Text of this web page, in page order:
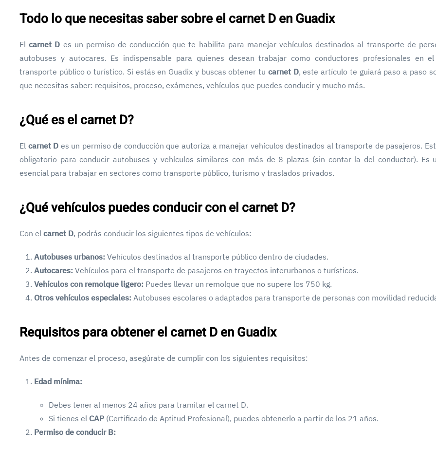
Todo lo que necesitas saber sobre el carnet D en Guadix
Elcarnet D es un permiso de conducción que te habilita para manejar vehículos destinados al transporte de
autobuses y autocares. Es indispensable para quienes desean trabajar como conductores profesionales en
transporte público o turístico. Si estás en Guadix y buscas obtener tu carnet D, este artículo te guiará paso a paso
que necesitas saber: requisitos, proceso, exámenes, vehículos que puedes conducir y mucho más.
¿Qué es el carnet D?
El carnet D es un permiso de conducción que autoriza a manejar vehículos destinados al transporte de pasajeros.
obligatorio para conducir autobuses y vehículos similares con más de 8 plazas (sin contar la del conductor). Es
esencial para trabajar en sectores como transporte público, turismo y traslados privados.
¿Qué vehículos puedes conducir con el carnet D?
Con el carnet D, podrás conducir los siguientes tipos de vehículos:
Autobuses urbanos: Vehículos destinados al transporte público dentro de ciudades.
Autocares: Vehículos para el transporte de pasajeros en trayectos interurbanos o turísticos.
Vehículos con remolque ligero: Puedes llevar un remolque que no supere los 750 kg.
Otros vehículos especiales: Autobuses escolares o adaptados para transporte de personas con movilidad
Requisitos para obtener el carnet D en Guadix
Antes de comenzar el proceso, asegúrate de cumplir con los siguientes requisitos:
Edad mínima:
Debes tener al menos 24 años para tramitar el carnet D.
Si tienes el CAP (Certificado de Aptitud Profesional), puedes obtenerlo a partir de los 21 años.
Permiso de conducir B: